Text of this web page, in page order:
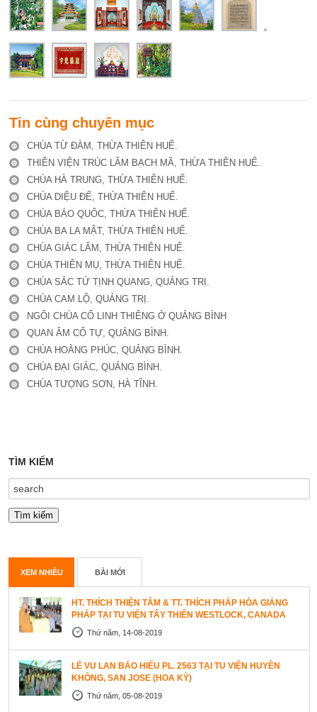
Tin cùng chuyên mục
CHÙA TỪ ĐÀM, THỪA THIÊN HUẾ.
THIỀN VIỆN TRÚC LÂM BẠCH MÃ, THỪA THIÊN HUẾ.
CHÙA HÀ TRUNG, THỪA THIÊN HUẾ.
CHÙA DIỆU ĐẾ, THỪA THIÊN HUẾ.
CHÙA BÁO QUỐC, THỪA THIÊN HUẾ.
CHÙA BA LA MẬT, THỪA THIÊN HUẾ.
CHÙA GIÁC LÂM, THỪA THIÊN HUẾ.
CHÙA THIÊN MỤ, THỪA THIÊN HUẾ.
CHÙA SẮC TỨ TỊNH QUANG, QUẢNG TRỊ.
CHÙA CAM LỘ, QUẢNG TRỊ.
NGÔI CHÙA CỔ LINH THIÊNG Ở QUẢNG BÌNH
QUAN ÂM CỔ TỰ, QUẢNG BÌNH.
CHÙA HOẰNG PHÚC, QUẢNG BÌNH.
CHÙA ĐẠI GIÁC, QUẢNG BÌNH.
CHÙA TƯỢNG SƠN, HÀ TĨNH.
TÌM KIẾM
XEM NHIỀU BÀI MỚI
HT. THÍCH THIỆN TÂM & TT. THÍCH PHÁP HÒA GIẢNG
PHÁP TẠI TU VIỆN TÂY THIÊN WESTLOCK, CANADA
Thứ năm, 14-08-2019
LỄ VU LAN BÁO HIẾU PL. 2563 TẠI TU VIỆN HUYỀN
KHÔNG, SAN JOSE (HOA KỲ)
Thứ năm, 05-08-2019